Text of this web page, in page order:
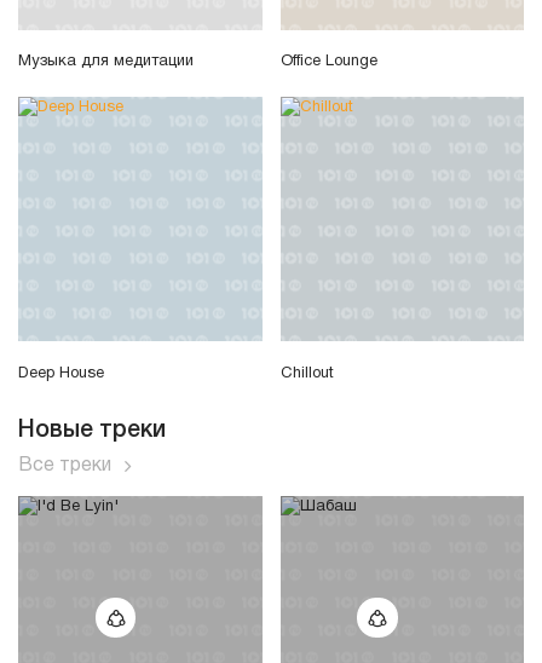
Музыка для медитации Office Lounge
Deep House Chillout
Новые треки
Все треки